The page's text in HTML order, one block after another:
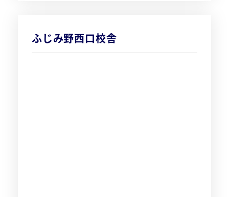
ふじみ野西口校舎